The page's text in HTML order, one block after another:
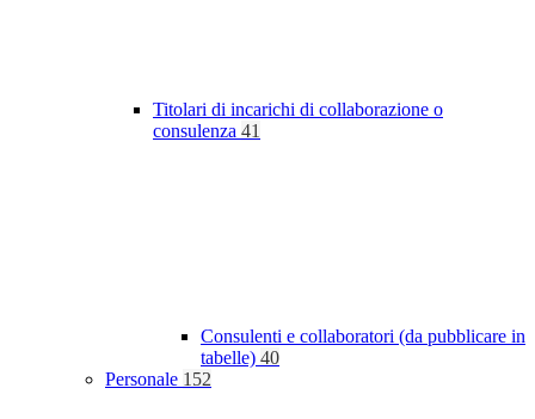
Titolari di incarichi di collaborazione o
consulenza 41
Consulenti e collaboratori (da pubblicare in
tabelle) 40
Personale 152